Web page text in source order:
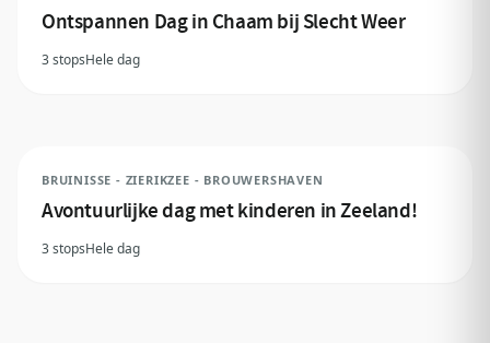
Ontspannen Dag in Chaam bij Slecht Weer
3 stopsHele dag
BRUINISSE - ZIERIKZEE - BROUWERSHAVEN
Avontuurlijke dag met kinderen in Zeeland!
3 stopsHele dag